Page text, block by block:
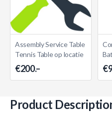
Assembly Service Table
Tennis Table op locatie
€200.–
Product